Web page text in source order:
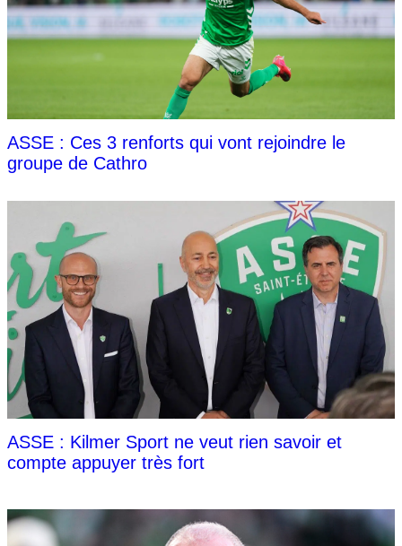
ASSE : Ces 3 renforts qui vont rejoindre le
groupe de Cathro
ASSE : Kilmer Sport ne veut rien savoir et
compte appuyer très fort